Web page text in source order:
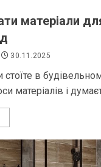
матеріали
30.11.2025
стоїте в
матеріалів і